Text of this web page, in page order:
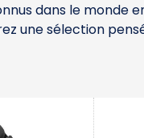
dans le monde
une sélection